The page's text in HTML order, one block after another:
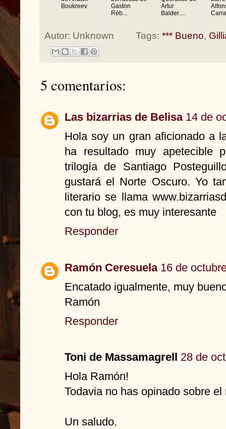
Boukreev
Gaston
Réb...
Artur
Balder....
Autor: Unknown Tags: *** Bueno,
5 comentarios:
Las bizarrias de Belisa 14 de
Hola soy un gran aficionado a
ha resultado muy apetecible
trilogía de Santiago
gustará el Norte Oscuro. Yo
literario se llama
con tu blog, es muy interesante
Responder
Ramón Ceresuela 16 de
Encatado igualmente, muy
Ramón
Responder
Toni de Massamagrell
28 de
Hola Ramón!
Todavia no has opinado sobre
Un saludo.